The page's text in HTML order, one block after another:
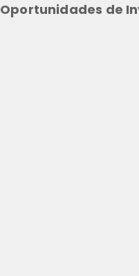
Oportunidades de